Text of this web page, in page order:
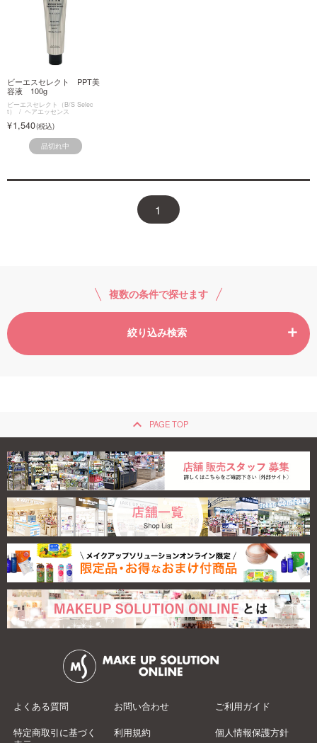
ビーエスセレクト PPT美
容液 100g
ビーエスセレクト（B/S Selec
t） ヘアエッセンス
1,540
品切れ中
1
複数の条件で探せます
絞り込み検索
keyboard_arrow_up PAGE TOP
よくある質問 お問い合わせ ご利用ガイド
特定商取引に基づく
利用規約 個人情報保護方針